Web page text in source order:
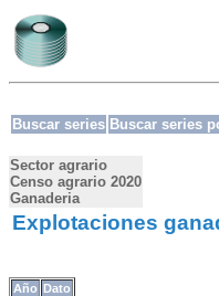
Buscar series Buscar series
Sector agrario
Censo agrario 2020
Ganaderia
Explotaciones
Año Dato